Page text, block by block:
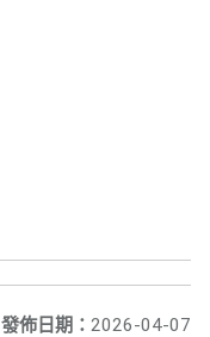
發佈日期： 2026-04-07